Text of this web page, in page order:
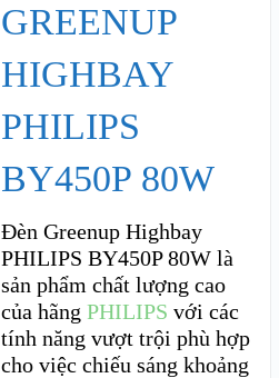
GREENUP
HIGHBAY
PHILIPS
BY450P 80W
Đèn Greenup Highbay
PHILIPS BY450P 80W là
sản phẩm chất lượng cao
của hãngPHILIPS với các
tính năng vượt trội phù hợp
cho việc chiếu sáng khoảng